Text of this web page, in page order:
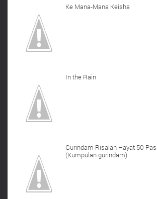
Ke Mana-Mana Keisha
In the Rain
Gurindam Risalah Hayat 50
(Kumpulan gurindam)